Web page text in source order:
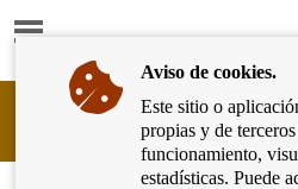
Mostrar
Cliente
Bancario
Banco
Aviso de cookies.
Este sitio o
propias y de
funcionamiento,
estadísticas. Puede